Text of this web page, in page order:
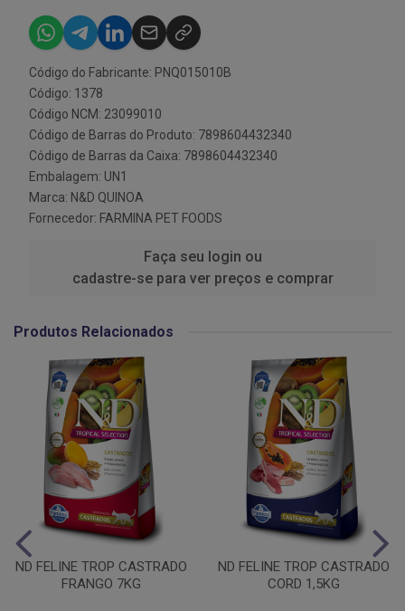
Código do Fabricante: PNQ015010B
Código: 1378
Código NCM: 23099010
Código de Barras do Produto: 7898604432340
Código de Barras da Caixa: 7898604432340
Embalagem: UN1
Marca: N&D QUINOA
Fornecedor: FARMINA PET FOODS
Faça seu login ou
cadastre-se para ver preços e comprar
Produtos Relacionados
ND FELINE TROP CASTRADO
FRANGO 7KG
ND FELINE TROP CASTRADO
CORD 1,5KG